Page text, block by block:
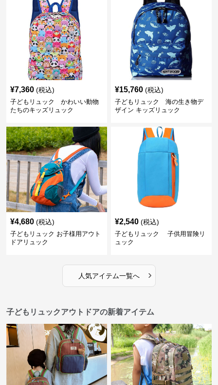
¥7,360 (税込)
子どもリュック かわいい動物
たちのキッズリュック
¥15,760 (税込)
子どもリュック 海の生き物デ
ザイン キッズリュック
¥4,680 (税込)
子どもリュック お子様用アウト
ドアリュック
¥2,540 (税込)
子どもリュック 子供用冒険リ
ュック
人気アイテム一覧へ ›
子どもリュックアウトドアの新着アイテム